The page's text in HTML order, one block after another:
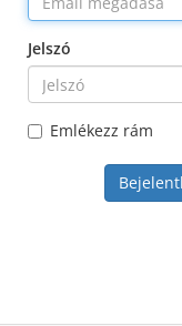
Jelszó
Emlékezz rám